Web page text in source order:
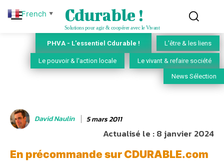
Cdurable !
Solutions pour agir & coopérer avec le Vivant
PHVA - L'essentiel Cdurable ! L'être & les liens
Le pouvoir & l'action locale Le vivant & refaire société
News Sélection
David Naulin 5 mars 2011
Actualisé le :8 janvier 2024
En précommande sur CDURABLE.com
French ▼